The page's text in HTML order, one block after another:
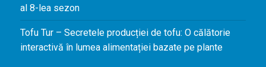
al 8-lea sezon
Tofu Tur – Secretele producției de tofu: O călătorie
interactivă în lumea alimentației bazate pe plante